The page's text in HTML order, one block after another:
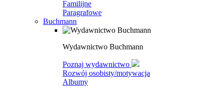
Familijne
Paragrafowe
Buchmann
Wydawnictwo Buchmann
Poznaj wydawnictwo
Rozwój osobisty/motywacja
Albumy